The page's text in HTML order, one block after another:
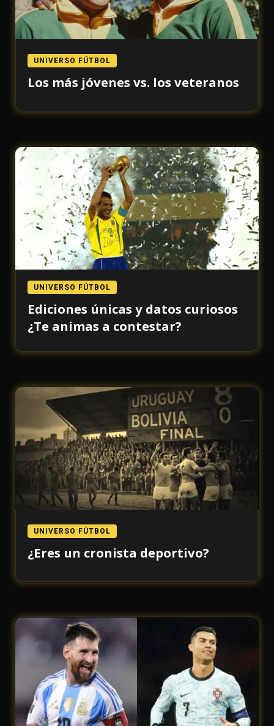
UNIVERSO FÚTBOL
Los más jóvenes vs. los veteranos
UNIVERSO FÚTBOL
Ediciones únicas y datos curiosos
¿Te animas a contestar?
UNIVERSO FÚTBOL
¿Eres un cronista deportivo?